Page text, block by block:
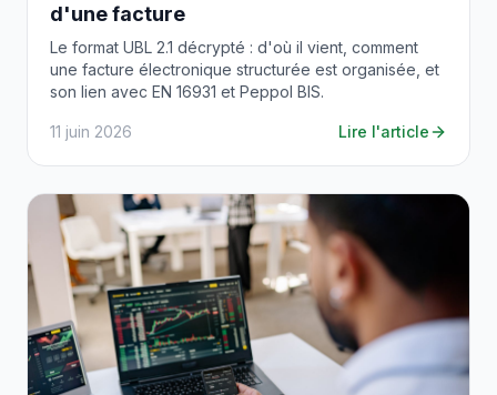
d'une facture
Le format UBL 2.1 décrypté : d'où il vient, comment
une facture électronique structurée est organisée, et
son lien avec EN 16931 et Peppol BIS.
11 juin 2026 Lire l'article